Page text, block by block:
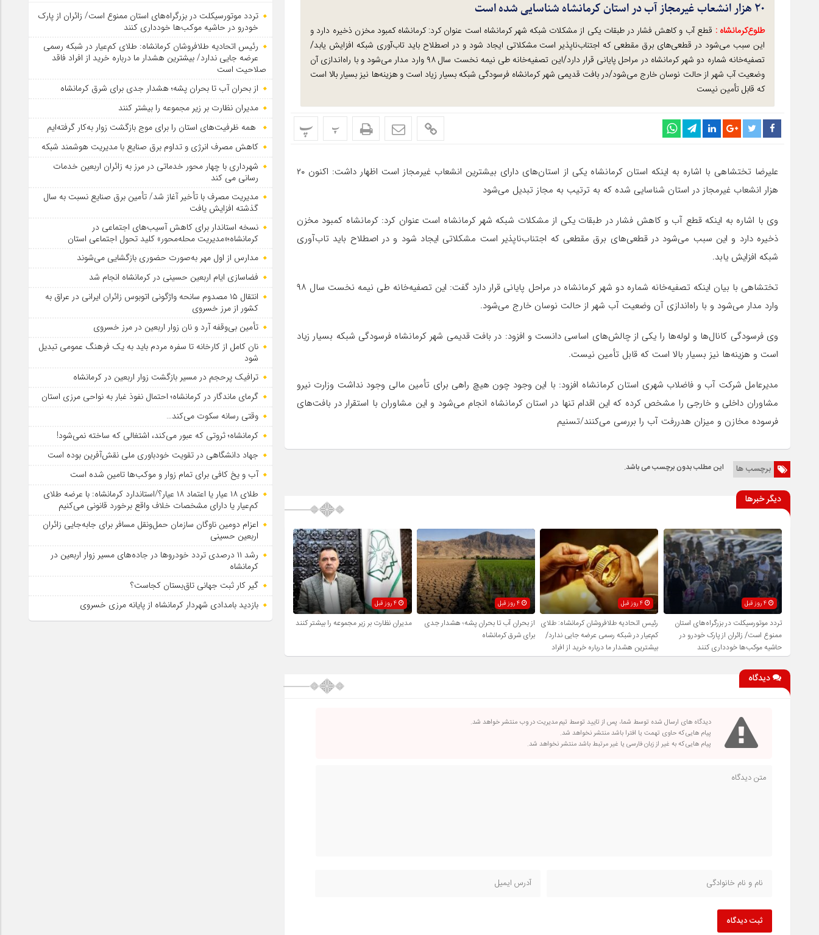
۲۰ هزار انشعاب غیرمجاز آب در استان کرمانشاه شناسایی شده است
طلوع‌‌کرمانشاه : قطع آب و کاهش فشار در طبقات یکی از مشکلات شبکه شهر کرمانشاه است عنوان کرد: کرمانشاه کمبود مخزن ذخیره دارد و
این سبب می‌شود در قطعی‌های برق مقطعی که اجتناب‌ناپذیر است مشکلاتی ایجاد شود و در اصطلاح باید تاب‌آوری شبکه افزایش یابد/
تصفیه‌خانه شماره دو شهر کرمانشاه در مراحل پایانی قرار دارد/این تصفیه‌خانه طی نیمه نخست سال ۹۸ وارد مدار می‌شود و با راه‌اندازی آن
وضعیت آب شهر از حالت نوسان خارج می‌شود/در بافت قدیمی شهر کرمانشاه فرسودگی شبکه بسیار زیاد است و هزینه‌ها نیز بسیار بالا است
که قابل تأمین نیست
پ پ
علیرضا تختشاهی با اشاره به اینکه استان کرمانشاه یکی از استان‌های دارای بیشترین انشعاب غیرمجاز است اظهار داشت: اکنون ۲۰
هزار انشعاب غیرمجاز در استان شناسایی شده که به ترتیب به مجاز تبدیل می‌شود
وی با اشاره به اینکه قطع آب و کاهش فشار در طبقات یکی از مشکلات شبکه شهر کرمانشاه است عنوان کرد: کرمانشاه کمبود مخزن
ذخیره دارد و این سبب می‌شود در قطعی‌های برق مقطعی که اجتناب‌ناپذیر است مشکلاتی ایجاد شود و در اصطلاح باید تاب‌آوری
شبکه افزایش یابد.
تختشاهی با بیان اینکه تصفیه‌خانه شماره دو شهر کرمانشاه در مراحل پایانی قرار دارد گفت: این تصفیه‌خانه طی نیمه نخست سال ۹۸
وارد مدار می‌شود و با راه‌اندازی آن وضعیت آب شهر از حالت نوسان خارج می‌شود.
وی فرسودگی کانال‌ها و لوله‌ها را یکی از چالش‌های اساسی دانست و افزود: در بافت قدیمی شهر کرمانشاه فرسودگی شبکه بسیار زیاد
است و هزینه‌ها نیز بسیار بالا است که قابل تأمین نیست.
مدیرعامل شرکت آب و فاضلاب شهری استان کرمانشاه افزود: با این وجود چون هیچ راهی برای تأمین مالی وجود نداشت وزارت نیرو
مشاوران داخلی و خارجی را مشخص کرده که این اقدام تنها در استان کرمانشاه انجام می‌شود و این مشاوران با استقرار در بافت‌های
فرسوده مخازن و میزان هدررفت آب را بررسی می‌کنند/تسنیم
برچسب ها این مطلب بدون برچسب می باشد.
دیگر خبرها
4 روز قبل
تردد موتورسیکلت در بزرگراه‌های استان
ممنوع است/ زائران از پارک خودرو در
حاشیه موکب‌ها خودداری کنند
4 روز قبل
رئیس اتحادیه طلافروشان کرمانشاه: طلای
کم‌عیار در شبکه رسمی عرضه جایی ندارد/
بیشترین هشدار ما درباره خرید از افراد
فاقد صلاحیت است
4 روز قبل
از بحران آب تا بحران پشه؛ هشدار جدی
برای شرق کرمانشاه
4 روز قبل
مدیران نظارت بر زیر مجموعه را بیشتر کنند
دیدگاه
دیدگاه های ارسال شده توسط شما، پس از تایید توسط تیم مدیریت در وب منتشر خواهد شد.
پیام هایی که حاوی تهمت یا افترا باشد منتشر نخواهد شد.
پیام هایی که به غیر از زبان فارسی یا غیر مرتبط باشد منتشر نخواهد شد.
ثبت دیدگاه
تردد موتورسیکلت در بزرگراه‌های استان ممنوع است/ زائران از پارک
خودرو در حاشیه موکب‌ها خودداری کنند
رئیس اتحادیه طلافروشان کرمانشاه: طلای کم‌عیار در شبکه رسمی
عرضه جایی ندارد/ بیشترین هشدار ما درباره خرید از افراد فاقد
صلاحیت است
از بحران آب تا بحران پشه؛ هشدار جدی برای شرق کرمانشاه
مدیران نظارت بر زیر مجموعه را بیشتر کنند
همه ظرفیت‌های استان را برای موج بازگشت زوار به‌کار گرفته‌ایم
کاهش مصرف انرژی و تداوم برق صنایع با مدیریت هوشمند شبکه
شهرداری با چهار محور خدماتی در مرز به زائران اربعین خدمات
رسانی می کند
مدیریت مصرف با تأخیر آغاز شد/ تأمین برق صنایع نسبت به سال
گذشته افزایش یافت
نسخه استاندار برای کاهش آسیب‌های اجتماعی در
کرمانشاه؛«مدیریت محله‌محور» کلید تحول اجتماعی استان
مدارس از اول مهر به‌صورت حضوری بازگشایی می‌شوند
فضاسازی ایام اربعین حسینی در کرمانشاه انجام شد
انتقال ۱۵ مصدوم سانحه واژگونی اتوبوس زائران ایرانی در عراق به
کشور از مرز خسروی
تأمین بی‌وقفه آرد و نان زوار اربعین در مرز خسروی
نان کامل از کارخانه تا سفره مردم باید به یک فرهنگ عمومی تبدیل
شود
ترافیک پرحجم در مسیر بازگشت زوار اربعین در کرمانشاه
گرمای ماندگار در کرمانشاه؛ احتمال نفوذ غبار به نواحی مرزی استان
وقتی رسانه سکوت می‌کند…
کرمانشاه؛ ثروتی که عبور می‌کند، اشتغالی که ساخته نمی‌شود!
جهاد دانشگاهی در تقویت خودباوری ملی نقش‌آفرین بوده است
آب و یخ کافی برای تمام زوار و موکب‌ها تامین شده است
طلای ۱۸ عیار یا اعتماد ۱۸ عیار؟/استاندارد کرمانشاه: با عرضه طلای
کم‌عیار یا دارای مشخصات خلاف واقع برخورد قانونی می‌کنیم
اعزام دومین ناوگان سازمان حمل‌ونقل مسافر برای جابه‌جایی زائران
اربعین حسینی
رشد ۱۱ درصدی تردد خودروها در جاده‌های مسیر زوار اربعین در
کرمانشاه
گیر کار ثبت جهانی تاق‌بستان کجاست؟
بازدید بامدادی شهردار کرمانشاه از پایانه مرزی خسروی